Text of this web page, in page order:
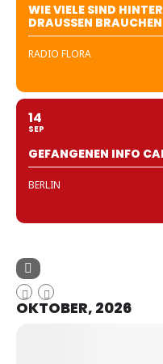
WIE VIELE SIND
DRAUSSEN BRAUCHEN
RADIO FLORA
14
SEP
GEFANGENEN INFO
BERLIN
OKTOBER, 2026